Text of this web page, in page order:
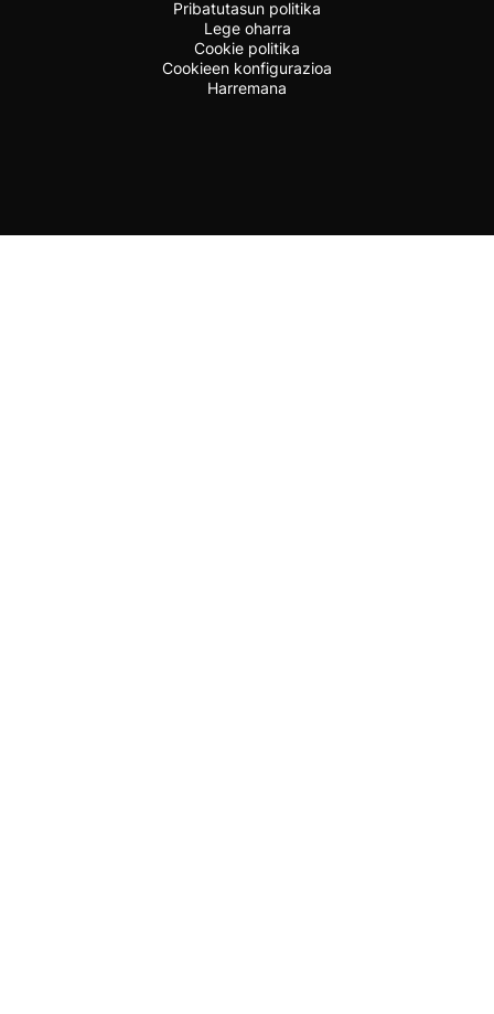
Pribatutasun politika
Lege oharra
Cookie politika
Cookieen konfigurazioa
Harremana